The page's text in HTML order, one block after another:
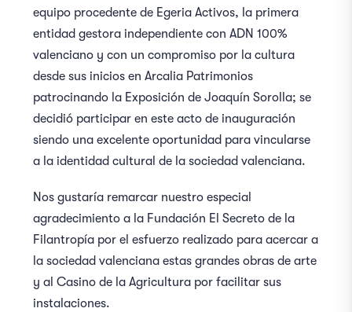
equipo procedente de Egeria Activos, la primera
entidad gestora independiente con ADN 100%
valenciano y con un compromiso por la cultura
desde sus inicios en Arcalia Patrimonios
patrocinando la Exposición de Joaquín Sorolla; se
decidió participar en este acto de inauguración
siendo una excelente oportunidad para vincularse
a la identidad cultural de la sociedad valenciana.
Nos gustaría remarcar nuestro especial
agradecimiento a la Fundación El Secreto de la
Filantropía por el esfuerzo realizado para acercar a
la sociedad valenciana estas grandes obras de arte
y al Casino de la Agricultura por facilitar sus
instalaciones.